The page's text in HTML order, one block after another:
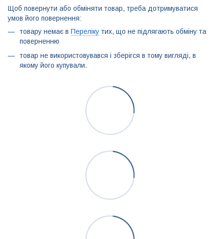
Щоб повернути або обміняти товар, треба дотримуватися
умов його повернення:
товару немає в Переліку тих, що не підлягають обміну та
поверненню
товар не використовувався і зберігся в тому вигляді, в
якому його купували.